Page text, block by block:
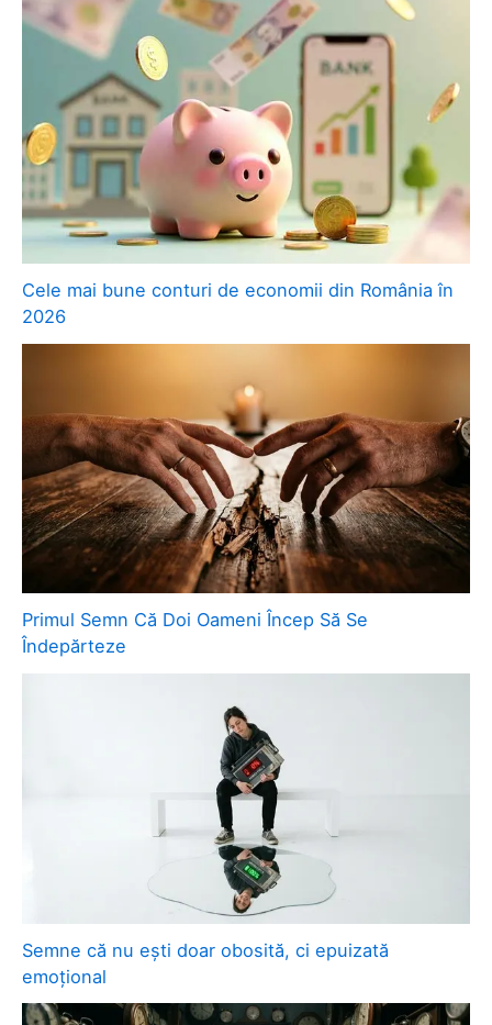
Cele mai bune conturi de economii din România în
2026
Primul Semn Că Doi Oameni Încep Să Se
Îndepărteze
Semne că nu ești doar obosită, ci epuizată
emoțional